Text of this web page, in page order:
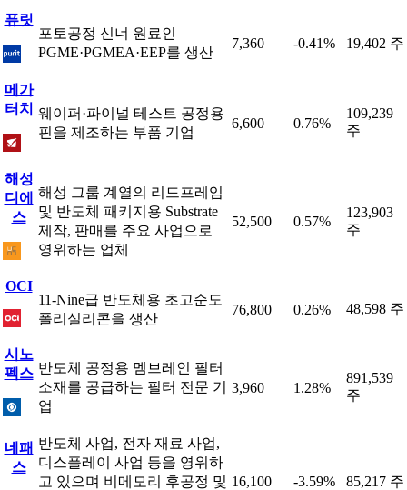
퓨릿
포토공정 신너 원료인
PGME·PGMEA·EEP를 생산
7,360 -0.41% 19,402 주
메가
터치 웨이퍼·파이널 테스트 공정용
핀을 제조하는 부품 기업
6,600 0.76%
109,239
주
해성
디에
스
해성 그룹 계열의 리드프레임
및 반도체 패키지용 Substrate
제작, 판매를 주요 사업으로
영위하는 업체
52,500 0.57%
123,903
주
OCI
11-Nine급 반도체용 초고순도
폴리실리콘을 생산
76,800 0.26% 48,598 주
시노
펙스 반도체 공정용 멤브레인 필터
소재를 공급하는 필터 전문 기
업
3,960 1.28%
891,539
주
네패
스
반도체 사업, 전자 재료 사업,
디스플레이 사업 등을 영위하
고 있으며 비메모리 후공정 및 16,100 -3.59% 85,217 주